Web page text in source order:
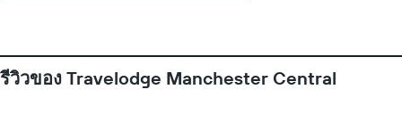
รีวิวของ Travelodge Manchester Central